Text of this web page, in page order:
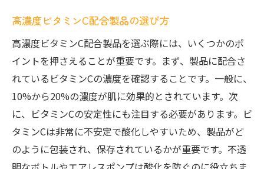
高濃度ビタミンC配合製品の選び方
高濃度ビタミンC配合製品を選ぶ際には、いくつかのポ
イントを押さえることが重要です。まず、製品に配合さ
れているビタミンCの濃度を確認することです。一般に、
10%から20%の濃度が肌に効果的とされています。次
に、ビタミンCの安定性にも注目する必要があります。ビ
タミンCは非常に不安定で酸化しやすいため、製品がど
のように包装され、保存されているかが重要です。不透